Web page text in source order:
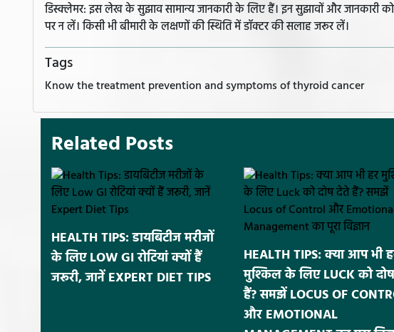
डिस्क्लेमर: इस लेख के सुझाव सामान्य जानकारी के लिए हैं। इन सुझावों और जानकारी
पर न लें। किसी भी बीमारी के लक्षणों की स्थिति में डॉक्टर की सलाह जरूर लें।
Tags
Know the treatment prevention and symptoms of thyroid cancer
Related Posts
HEALTH TIPS: डायबिटीज मरीजों
के लिए LOW GI रोटियां क्यों हैं
जरूरी, जानें EXPERT DIET TIPS
HEALTH TIPS: क्या आप भी
मुश्किल के लिए LUCK को
हैं? समझें LOCUS OF
और EMOTIONAL